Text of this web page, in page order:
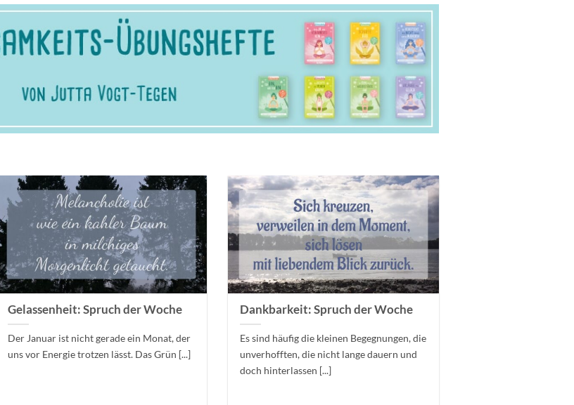
Gelassenheit: Spruch der Woche
Der Januar ist nicht gerade ein Monat, der
uns vor Energie trotzen lässt. Das Grün [...]
Dankbarkeit: Spruch der Woche
Es sind häufig die kleinen Begegnungen, die
unverhofften, die nicht lange dauern und
doch hinterlassen [...]